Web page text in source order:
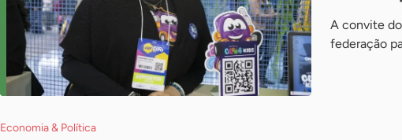
A convite
federação
Economia & Política